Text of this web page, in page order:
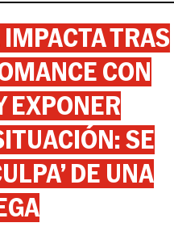
TRAS
CON
EXPONER
SE
DE UNA